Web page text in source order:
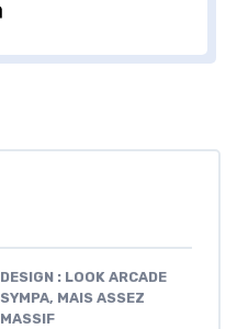
DESIGN : LOOK ARCADE
SYMPA, MAIS ASSEZ
MASSIF